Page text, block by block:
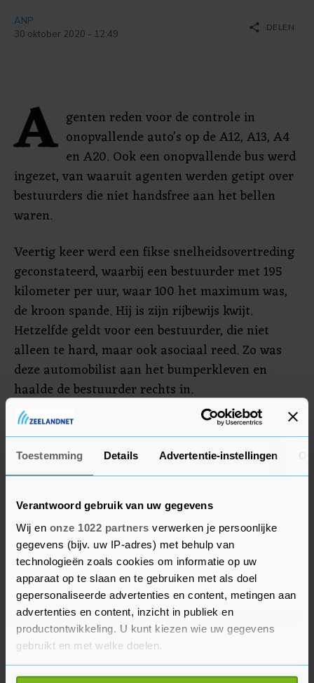
Toestemming Details Advertentie-instellingen
Verantwoord gebruik van uw gegevens
Wij en onze 1022 partners verwerken je persoonlijke
gegevens (bijv. uw IP-adres) met behulp van
technologieën zoals cookies om informatie op uw
apparaat op te slaan en te gebruiken met als doel
gepersonaliseerde advertenties en content, metingen aan
advertenties en content, inzicht in publiek en
productontwikkeling. U kunt kiezen wie uw gegevens
gebruikt en met welke doelen.
Als u het toestaat, willen we ook graag:
ANP
30 oktober 2020 - 12:49
share DELEN
A genten reden voor de controle in
onopvallende auto’s op de A12, A13, A4
en A20. Ook een onopvallende bus werd
ingezet, van waaruit agenten werden getipt over
bestuurders die niet handsfree aan het bellen
waren.
Veertig keer werd een fikse snelheidsovertreding
geconstateerd, waarbij een bestuurder met 195
kilometer per uur, waar 100 het maximum was,
de kroon spande. Hij is zijn rijbewijs kwijt.
Hetzelfde geldt voor een bestuurder, die niet
alleen te hard, maar ook asociaal reed. Zo was
deze automobilist aan het bumperkleven en
haalde de bestuurder rechts in.
Verder werden boetes uitgedeeld voor te gladde
banden, bumperkleven, afsnijden van andere
auto’s en het niet dragen van de autogordel.